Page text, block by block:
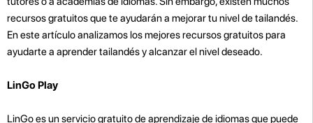
recursos gratuitos que te ayudarán a mejorar tu nivel de tailandés.
En este artículo analizamos los mejores recursos gratuitos para
ayudarte a aprender tailandés y alcanzar el nivel deseado.
LinGo Play
LinGo es un servicio gratuito de aprendizaje de idiomas que puede